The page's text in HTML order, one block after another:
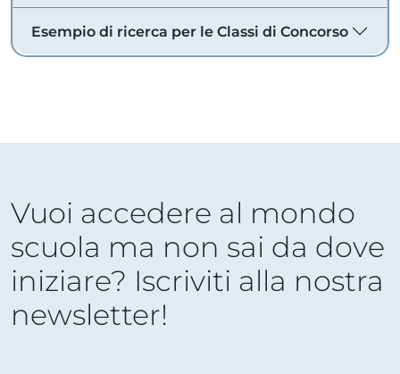
Esempio di ricerca per le Classi di Concorso
Vuoi accedere al mondo
scuola ma non sai da dove
iniziare? Iscriviti alla nostra
newsletter!